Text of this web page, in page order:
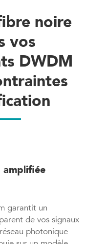
noire
vos
DWDM
garantit un
de vos signaux
photonique